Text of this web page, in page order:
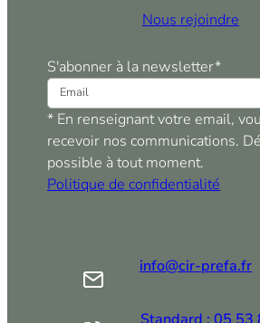
Nous rejoindre
S'abonner à la newsletter*
* En renseignant votre email,
recevoir nos communications.
possible à tout moment.
Politique de confidentialité
info@cir-prefa.fr